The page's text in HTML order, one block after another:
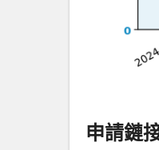
申請鏈